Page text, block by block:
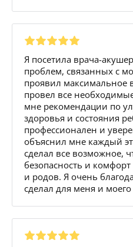
Я посетила врача-
проблем, связанных с
проявил максимальное
провел все
мне рекомендации по
здоровья и состояния
профессионален и
объяснил мне каждый
сделал все возможное,
безопасность и
и родов. Я очень
сделал для меня и